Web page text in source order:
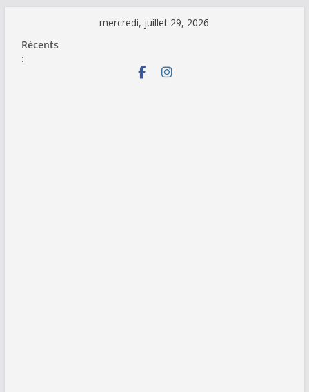
contenu
mercredi, juillet 29, 2026
Récents
: